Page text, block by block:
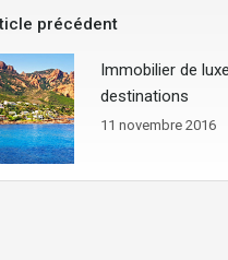
précédent
Immobilier de
destinations
11 novembre 2016